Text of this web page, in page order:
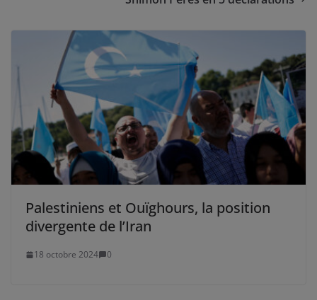
Palestiniens et Ouïghours, la position
divergente de l’Iran
18 octobre 2024 0